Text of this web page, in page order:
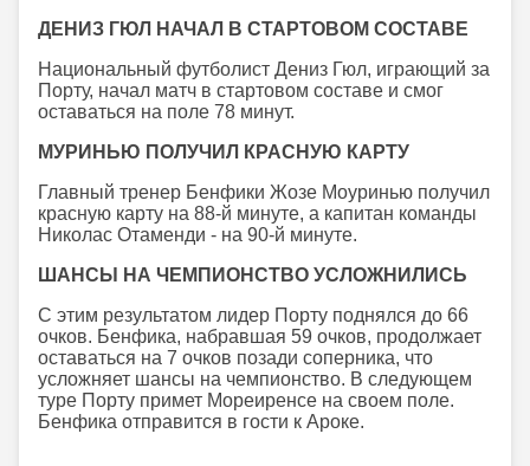
ДЕНИЗ ГЮЛ НАЧАЛ В СТАРТОВОМ СОСТАВЕ
Национальный футболист Дениз Гюл, играющий за
Порту, начал матч в стартовом составе и смог
оставаться на поле 78 минут.
МУРИНЬЮ ПОЛУЧИЛ КРАСНУЮ КАРТУ
Главный тренер Бенфики Жозе Моуринью получил
красную карту на 88-й минуте, а капитан команды
Николас Отаменди - на 90-й минуте.
ШАНСЫ НА ЧЕМПИОНСТВО УСЛОЖНИЛИСЬ
С этим результатом лидер Порту поднялся до 66
очков. Бенфика, набравшая 59 очков, продолжает
оставаться на 7 очков позади соперника, что
усложняет шансы на чемпионство. В следующем
туре Порту примет Мореиренсе на своем поле.
Бенфика отправится в гости к Ароке.